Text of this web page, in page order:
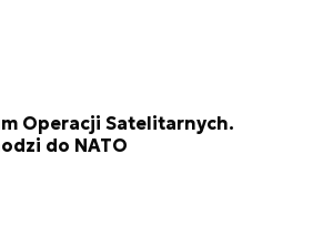
Operacji Satelitarnych.
do NATO